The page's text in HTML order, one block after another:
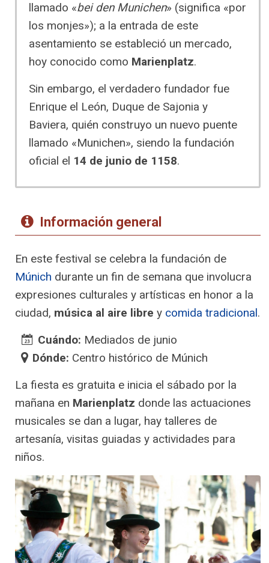
llamado «bei den Munichen» (significa «por
los monjes»); a la entrada de este
asentamiento se estableció un mercado,
hoy conocido como Marienplatz.
Sin embargo, el verdadero fundador fue
Enrique el León, Duque de Sajonia y
Baviera, quién construyo un nuevo puente
llamado «Munichen», siendo la fundación
oficial el 14 de junio de 1158.
Información general
En este festival se celebra la fundación de
Múnich durante un fin de semana que involucra
expresiones culturales y artísticas en honor a la
ciudad, música al aire libre y comida tradicional.
Cuándo: Mediados de junio
Dónde: Centro histórico de Múnich
La fiesta es gratuita e inicia el sábado por la
mañana en Marienplatz donde las actuaciones
musicales se dan a lugar, hay talleres de
artesanía, visitas guiadas y actividades para
niños.